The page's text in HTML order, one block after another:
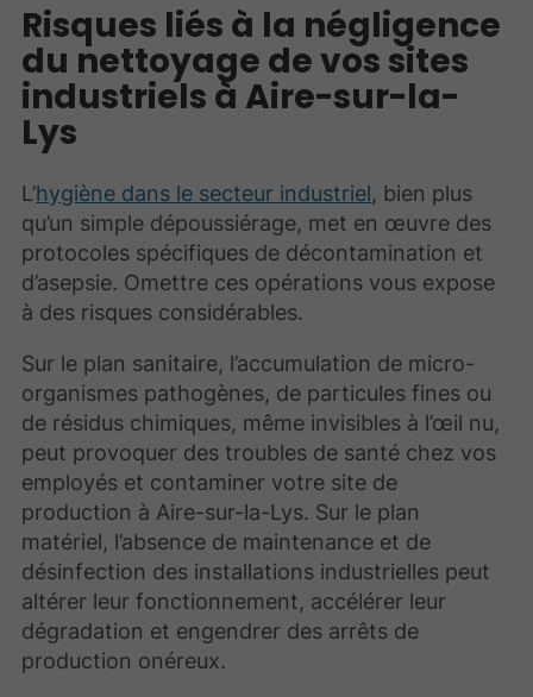
Risques liés à la négligence
du nettoyage de vos sites
industriels à Aire-sur-la-
Lys
L’hygiène dans le secteur industriel, bien plus
qu’un simple dépoussiérage, met en œuvre des
protocoles spécifiques de décontamination et
d’asepsie. Omettre ces opérations vous expose
à des risques considérables.
Sur le plan sanitaire, l’accumulation de micro-
organismes pathogènes, de particules fines ou
de résidus chimiques, même invisibles à l’œil nu,
peut provoquer des troubles de santé chez vos
employés et contaminer votre site de
production à Aire-sur-la-Lys. Sur le plan
matériel, l’absence de maintenance et de
désinfection des installations industrielles peut
altérer leur fonctionnement, accélérer leur
dégradation et engendrer des arrêts de
production onéreux.